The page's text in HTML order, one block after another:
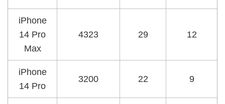
iPhone
14 Pro
Max
4323 29 12
iPhone
14 Pro
3200 22 9